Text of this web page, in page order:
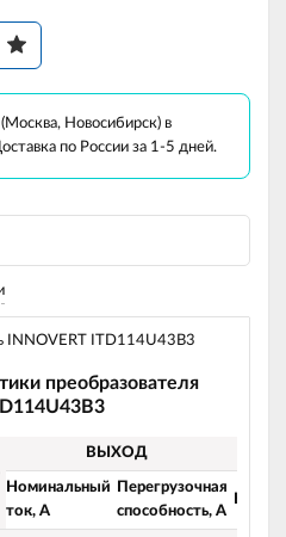
Новосибирск) в
по России за 1-5 дней.
INNOVERT ITD114U43B3
преобразователя
ВЫХОД
Номинальный
ток, А
Перегрузочная
способность, А